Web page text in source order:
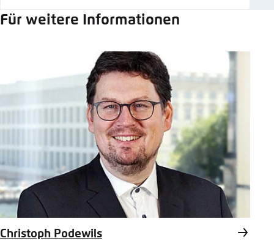
Für weitere Informationen
Christoph Podewils